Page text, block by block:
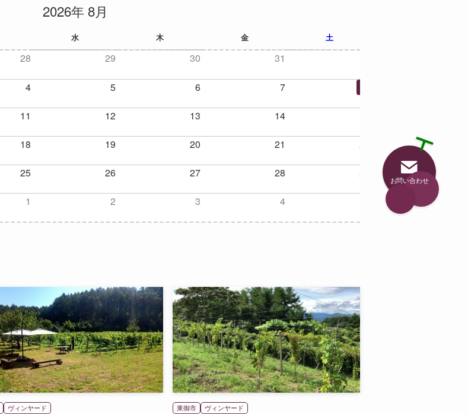
お問い合わせ
2026年 8月
NEXT
水 木 金 土
28 29 30 31
4 5 6 7
11 12 13 14
18 19 20 21 22
25 26 27 28 29
1 2 3 4
ヴィンヤード 東御市 ヴィンヤード